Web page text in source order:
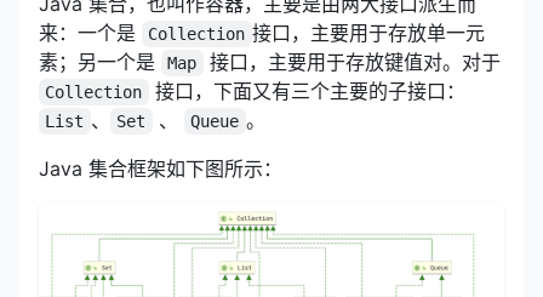
来：一个是
Collection 接口，主要用于存放单一元
素；另一个是
Map 接口，主要用于存放键值对。对于
Collection 接口，下面又有三个主要的子接口：
List 、 Set 、 Queue 。
Java 集合框架如下图所示：